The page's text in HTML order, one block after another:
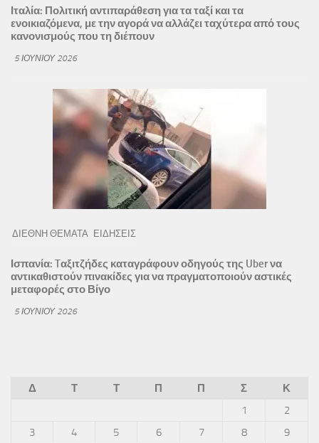
Ιταλία: Πολιτική αντιπαράθεση για τα ταξί και τα
ενοικιαζόμενα, με την αγορά να αλλάζει ταχύτερα από τους
κανονισμούς που τη διέπουν
5 ΙΟΥΝΊΟΥ 2026
ΔΙΕΘΝΗ ΘΕΜΑΤΑ ΕΙΔΗΣΕΙΣ
Ισπανία: Tαξιτζήδες καταγράφουν οδηγούς της Uber να
αντικαθιστούν πινακίδες για να πραγματοποιούν αστικές
μεταφορές στο Βίγο
5 ΙΟΥΝΊΟΥ 2026
Δ Τ Τ Π Π Σ
Κ
1
2
3
4 5 6 7 8
9